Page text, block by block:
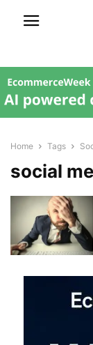
Home Tags
social